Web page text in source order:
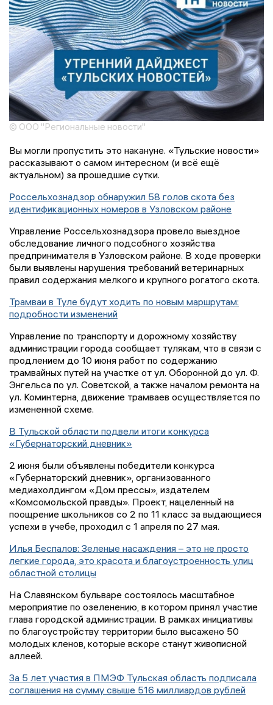
© ООО "Региональные новости"
Вы могли пропустить это накануне. «Тульские новости»
рассказывают о самом интересном (и всё ещё
актуальном) за прошедшие сутки.
Россельхознадзор обнаружил 58 голов скота без
идентификационных номеров в Узловском районе
Управление Россельхознадзора провело выездное
обследование личного подсобного хозяйства
предпринимателя в Узловском районе. В ходе проверки
были выявлены нарушения требований ветеринарных
правил содержания мелкого и крупного рогатого скота.
Трамваи в Туле будут ходить по новым маршрутам:
подробности изменений
Управление по транспорту и дорожному хозяйству
администрации города сообщает тулякам, что в связи с
продлением до 10 июня работ по содержанию
трамвайных путей на участке от ул. Оборонной до ул. Ф.
Энгельса по ул. Советской, а также началом ремонта на
ул. Коминтерна, движение трамваев осуществляется по
измененной схеме.
В Тульской области подвели итоги конкурса
«Губернаторский дневник»
2 июня были объявлены победители конкурса
«Губернаторский дневник», организованного
медиахолдингом «Дом прессы», издателем
«Комсомольской правды». Проект, нацеленный на
поощрение школьников со 2 по 11 класс за выдающиеся
успехи в учебе, проходил с 1 апреля по 27 мая.
Илья Беспалов: Зеленые насаждения – это не просто
легкие города, это красота и благоустроенность улиц
областной столицы
На Славянском бульваре состоялось масштабное
мероприятие по озеленению, в котором принял участие
глава городской администрации. В рамках инициативы
по благоустройству территории было высажено 50
молодых кленов, которые вскоре станут живописной
аллеей.
За 5 лет участия в ПМЭФ Тульская область подписала
соглашения на сумму свыше 516 миллиардов рублей